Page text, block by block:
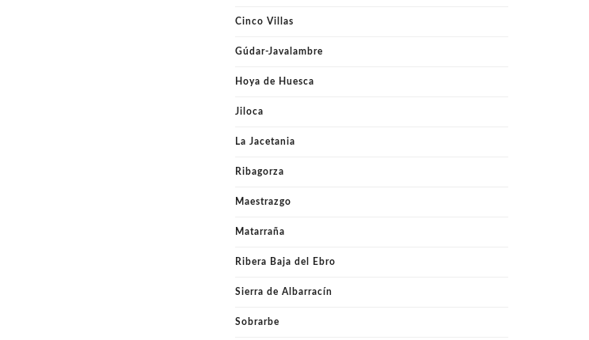
Cinco Villas
Gúdar-Javalambre
Hoya de Huesca
Jiloca
La Jacetania
Ribagorza
Maestrazgo
Matarraña
Ribera Baja del Ebro
Sierra de Albarracín
Sobrarbe